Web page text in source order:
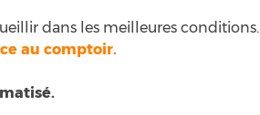
dans les meilleures conditions.
au comptoir.